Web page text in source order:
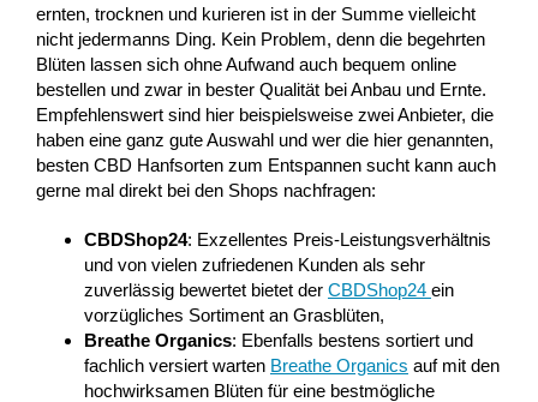
ernten, trocknen und kurieren ist in der Summe vielleicht
nicht jedermanns Ding. Kein Problem, denn die begehrten
Blüten lassen sich ohne Aufwand auch bequem online
bestellen und zwar in bester Qualität bei Anbau und Ernte.
Empfehlenswert sind hier beispielsweise zwei Anbieter, die
haben eine ganz gute Auswahl und wer die hier genannten,
besten CBD Hanfsorten zum Entspannen sucht kann auch
gerne mal direkt bei den Shops nachfragen:
CBDShop24: Exzellentes Preis-Leistungsverhältnis
und von vielen zufriedenen Kunden als sehr
zuverlässig bewertet bietet der CBDShop24 ein
vorzügliches Sortiment an Grasblüten,
Breathe Organics: Ebenfalls bestens sortiert und
fachlich versiert warten Breathe Organics auf mit den
hochwirksamen Blüten für eine bestmögliche